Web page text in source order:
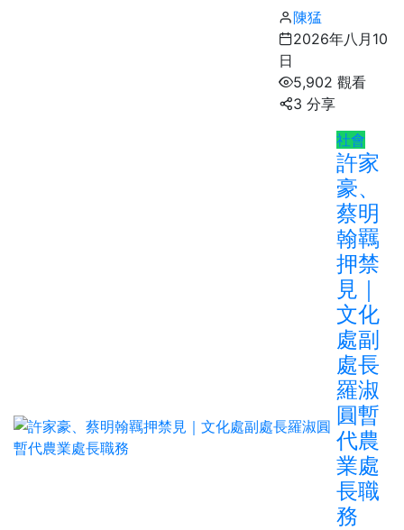
陳猛
2026年八月10
日
5,902 觀看
3 分享
社會
許家
豪、
蔡明
翰羈
押禁
見｜
文化
處副
處長
羅淑
圓暫
代農
業處
長職
務